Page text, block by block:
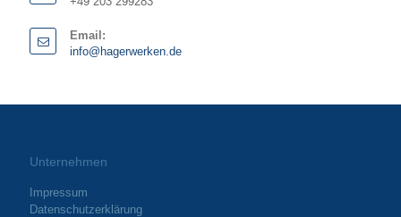
Email:
info@hagerwerken.de
Unternehmen
Impressum
Datenschutzerklärung